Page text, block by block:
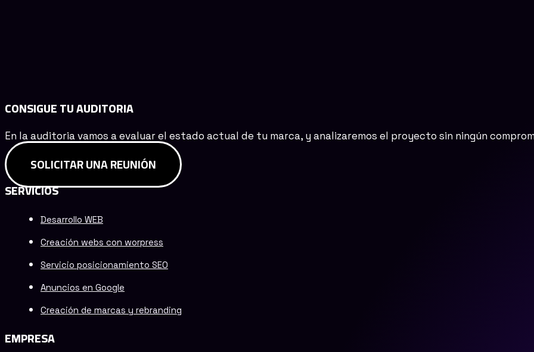
CONSIGUE TU AUDITORIA
En la auditoria vamos a evaluar el estado actual de tu marca, y analizaremos el proyecto sin ningún
SOLICITAR UNA REUNIÓN
SERVICIOS
Desarrollo WEB
Creación webs con worpress
Servicio posicionamiento SEO
Anuncios en Google
Creación de marcas y rebranding
EMPRESA